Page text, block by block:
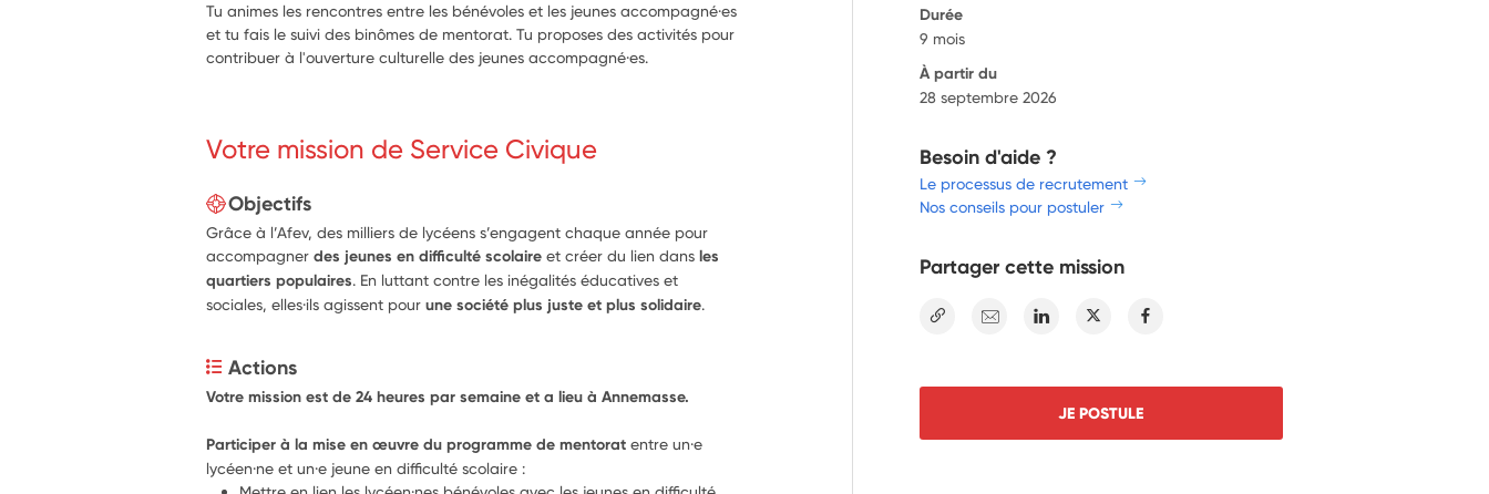
Tu animes les rencontres entre les bénévoles et les jeunes accompagné·es
et tu fais le suivi des binômes de mentorat. Tu proposes des activités pour
contribuer à l'ouverture culturelle des jeunes accompagné·es.
Votre mission de Service Civique
Objectifs
Grâce à l’Afev, des milliers de lycéens s’engagent chaque année pour
accompagnerdes jeunes en difficulté scolaire et créer du lien dansles
quartiers populaires. En luttant contre les inégalités éducatives et
sociales, elles·ils agissent pourune société plus juste et plus solidaire.
Actions
Votre mission est de 24 heures par semaine et a lieu à Annemasse.
Participer à la mise en œuvre du programme de mentorat entre un·e
lycéen·ne et un·e jeune en difficulté scolaire :
Durée
9 mois
À partir du
28 septembre 2026
Besoin d'aide ?
Le processus de recrutement
Nos conseils pour postuler
Partager cette mission
E-mail Linkedin Twitter
JE POSTULE